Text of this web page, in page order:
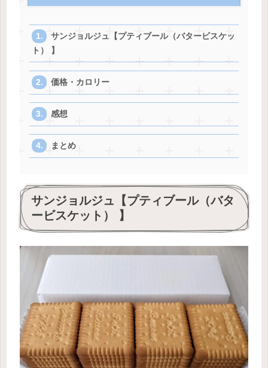
サンジョルジュ【プティブール（バタービスケッ
ト） 】
価格・カロリー
感想
まとめ
サンジョルジュ【プティブール（バタ
ービスケット） 】